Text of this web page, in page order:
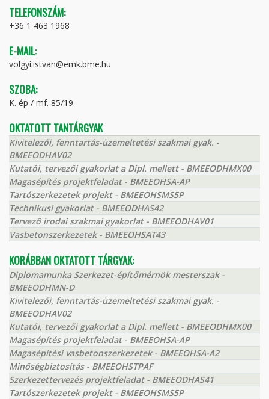
TELEFONSZÁM:
+36 1 463 1968
E-MAIL:
volgyi.istvan@emk.bme.hu
SZOBA:
K. ép / mf. 85/19.
OKTATOTT TANTÁRGYAK
Kivitelezői, fenntartás-üzemeltetési szakmai gyak. -
BMEEODHAV02
Kutatói, tervezői gyakorlat a Dipl. mellett - BMEEODHMX00
Magasépítés projektfeladat - BMEEOHSA-AP
Tartószerkezetek projekt - BMEEOHSMS5P
Technikusi gyakorlat - BMEEODHAS42
Tervező irodai szakmai gyakorlat - BMEEODHAV01
Vasbetonszerkezetek - BMEEOHSAT43
KORÁBBAN OKTATOTT TÁRGYAK:
Diplomamunka Szerkezet-építőmérnök mesterszak -
BMEEODHMN-D
Kivitelezői, fenntartás-üzemeltetési szakmai gyak. -
BMEEODHAV02
Kutatói, tervezői gyakorlat a Dipl. mellett - BMEEODHMX00
Magasépítés projektfeladat - BMEEOHSA-AP
Magasépítési vasbetonszerkezetek - BMEEOHSA-A2
Minőségbiztosítás - BMEEOHSTPAF
Szerkezettervezés projektfeladat - BMEEODHAS41
Tartószerkezetek projekt - BMEEOHSMS5P